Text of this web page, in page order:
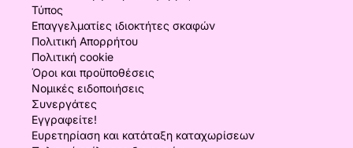
Τύπος
Επαγγελματίες ιδιοκτήτες σκαφών
Πολιτική Απορρήτου
Πολιτική cookie
Όροι και προϋποθέσεις
Νομικές ειδοποιήσεις
Συνεργάτες
Εγγραφείτε!
Ευρετηρίαση και κατάταξη καταχωρίσεων